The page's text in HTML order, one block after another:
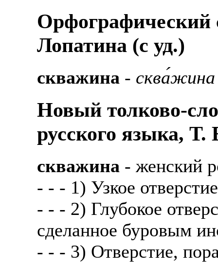
Орфографический
Лопатина (c уд.)
скважина - сква́жина
Новый толково-
русского языка,
скважина - женский
- - - 1) Узкое
- - - 2) Глубокое
сделанное буровым
- - - 3) Отверстие,